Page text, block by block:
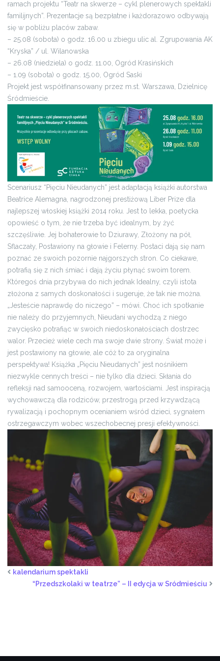
ramach projektu “Teatr na skwerze – cykl plenerowych spektakli
familijnych”. Prezentacje są bezpłatne i każdorazowo odbywają
się w pobliżu placów zabaw.
– 25.08 (sobota) o godz. 16.00 u zbiegu ulic al. Zgrupowania AK
“Kryska” / ul. Wilanowska
– 26.08 (niedziela) o godz. 11.00, Ogród Krasińskich
– 1.09 (sobota) o godz. 15.00, Ogród Saski
Projekt jest współfinansowany przez m.st. Warszawa, Dzielnicę
Śródmieście.
Scenariusz “Pięciu Nieudanych” jest adaptacją książki autorstwa
Beatrice Alemagna, nagrodzonej prestiżową Liber Prize dla
najlepszej włoskiej książki 2014 roku. Jest to lekka, poetycka
opowieść o tym, że nie trzeba być idealnym, by żyć
szczęśliwie. Jej bohaterowie to Dziurawy, Złożony na pół,
Sflaczały, Postawiony na głowie i Felerny. Postaci dają się nam
poznać ze swoich pozornie najgorszych stron. Co ciekawe,
potrafią się z nich śmiać i dają życiu płynąć swoim torem.
Któregoś dnia przybywa do nich jednak Idealny, czyli istota
złożona z samych doskonałości i sugeruje, że tak nie można.
„Jesteście naprawdę do niczego” – mówi. Choć ich spotkanie
nie należy do przyjemnych, Nieudani wychodzą z niego
zwycięsko potrafiąc w swoich niedoskonałościach dostrzec
walor. Przecież wiele cech ma swoje dwie strony. Świat może i
jest postawiony na głowie, ale cóż to za oryginalna
perspektywa! Książka „Pięciu Nieudanych” jest nośnikiem
niezwykle cennych treści – nie tylko dla dzieci. Skłania do
refleksji nad samooceną, rozwojem, wartościami. Jest inspiracją
wychowawczą dla rodziców, przestrogą przed krzywdzącą
rywalizacją i pochopnym ocenianiem wśród dzieci, sygnałem
ostrzegawczym wobec wszechobecnej presji efektywności.
kalendarium spektakli
“Przedszkolaki w teatrze” – II edycja w Sródmieściu